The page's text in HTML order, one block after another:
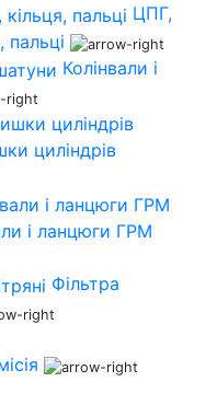
ЦПГ,
пальці
Колінвали і
циліндрів
і ланцюги ГРМ
Фільтра